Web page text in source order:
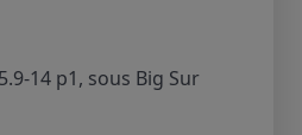
14 p1, sous Big Sur